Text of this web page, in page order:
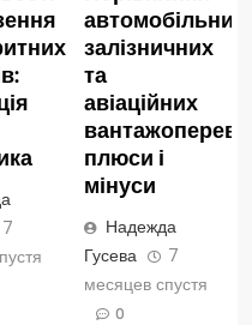
7
автомобільних,
залізничних
та
авіаційних
плюси і
мінуси
Надежда
Гусева
7
месяцев спустя
0